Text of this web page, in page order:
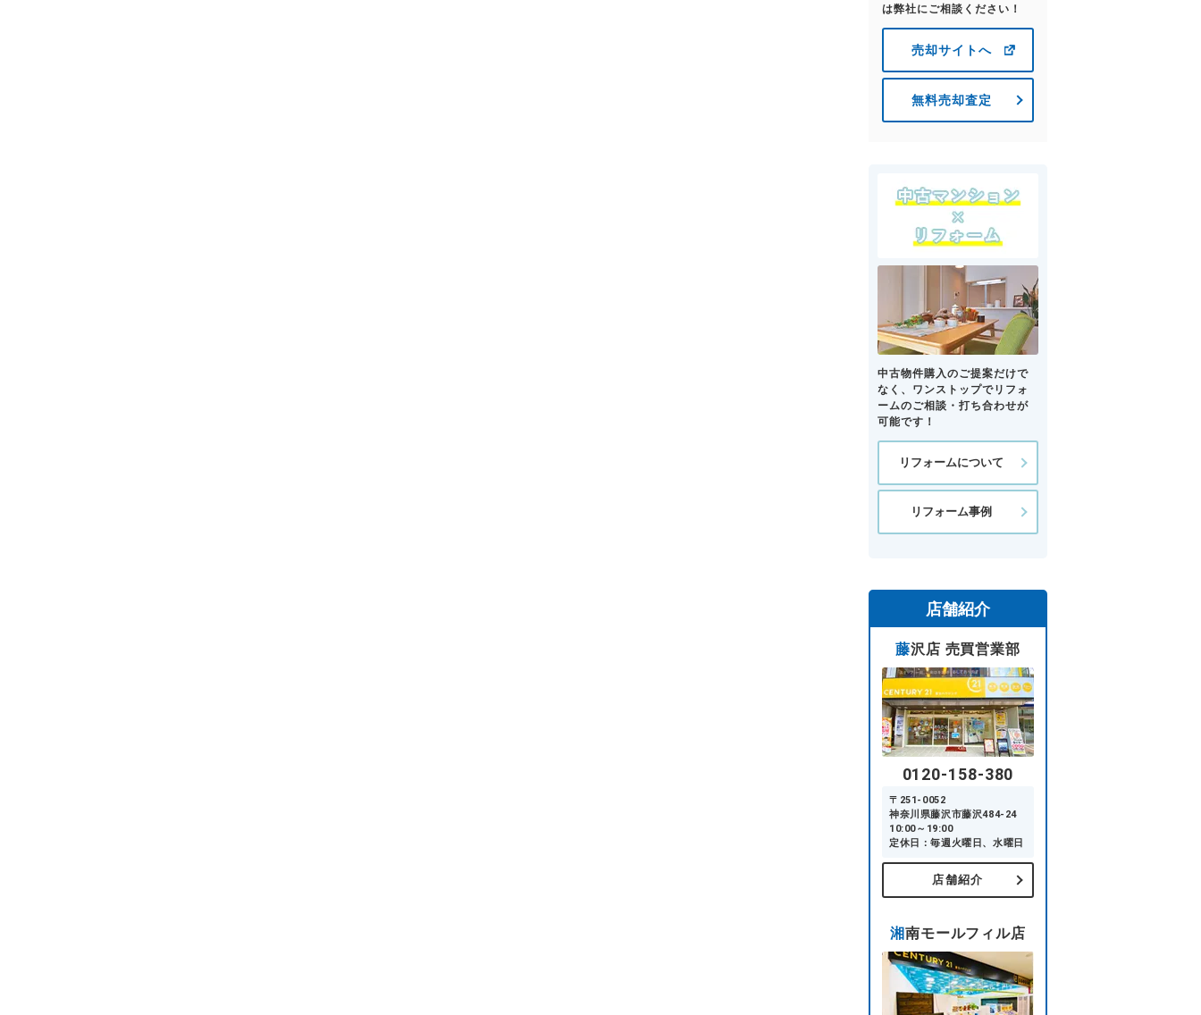
は弊社にご相談ください！
売却サイトへ
無料売却査定
中古物件購入のご提案だけで
なく、ワンストップでリフォ
ームのご相談・打ち合わせが
可能です！
リフォームについて
リフォーム事例
店舗紹介
藤沢店 売買営業部
0120-158-380
〒251-0052
神奈川県藤沢市藤沢484-24
10:00～19:00
定休日：毎週火曜日、水曜日
店舗紹介
湘南モールフィル店